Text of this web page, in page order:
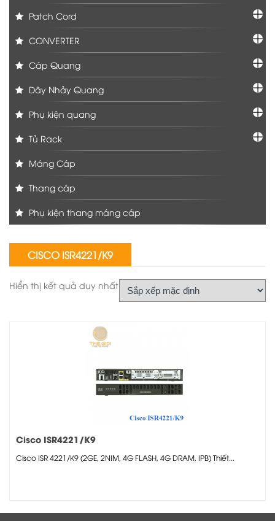
Patch Cord
CONVERTER
Cáp Quang
Dây Nhảy Quang
Phụ kiện quang
Tủ Rack
Máng Cáp
Thang cáp
Phụ kiện thang máng cáp
CISCO ISR4221/K9
Hiển thị kết quả duy nhất
Cisco ISR4221/K9
Cisco ISR 4221/K9 (2GE, 2NIM, 4G FLASH, 4G DRAM, IPB) Thiết...